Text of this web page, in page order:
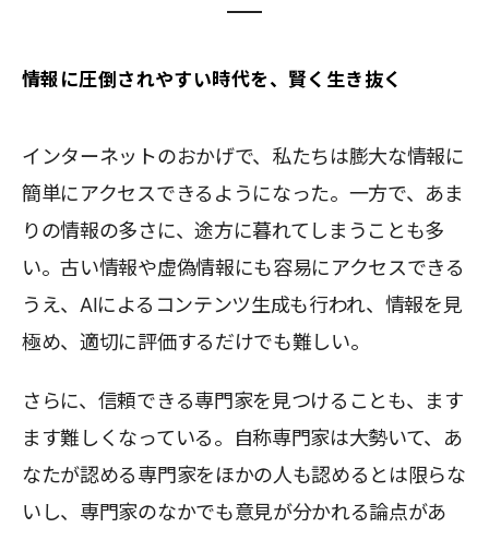
情報に圧倒されやすい時代を、賢く生き抜く
インターネットのおかげで、私たちは膨大な情報に
簡単にアクセスできるようになった。一方で、あま
りの情報の多さに、途方に暮れてしまうことも多
い。古い情報や虚偽情報にも容易にアクセスできる
うえ、AIによるコンテンツ生成も行われ、情報を見
極め、適切に評価するだけでも難しい。
さらに、信頼できる専門家を見つけることも、ます
ます難しくなっている。自称専門家は大勢いて、あ
なたが認める専門家をほかの人も認めるとは限らな
いし、専門家のなかでも意見が分かれる論点があ